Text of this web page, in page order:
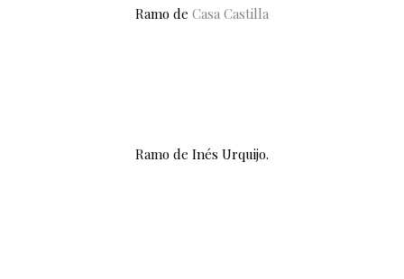
Ramo de Casa Castilla
Ramo de Inés Urquijo.